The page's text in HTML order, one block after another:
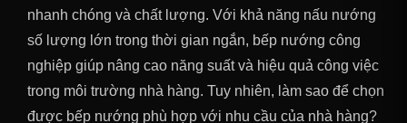
nhanh chóng và chất lượng. Với khả năng nấu nướng
số lượng lớn trong thời gian ngắn, bếp nướng công
nghiệp giúp nâng cao năng suất và hiệu quả công việc
trong môi trường nhà hàng. Tuy nhiên, làm sao để chọn
được bếp nướng phù hợp với nhu cầu của nhà hàng?